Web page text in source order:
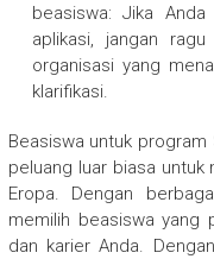
beasiswa: Jika
aplikasi, jangan
organisasi yang
klarifikasi.
Beasiswa untuk
peluang luar biasa
Eropa. Dengan
memilih beasiswa yang
dan karier Anda.